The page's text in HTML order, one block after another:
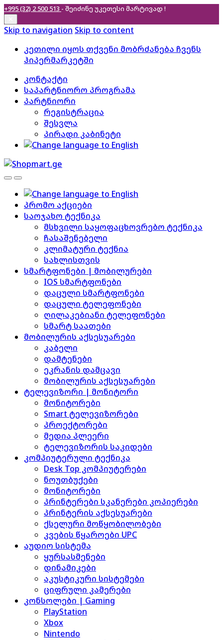
+995 (32) 2 500 513 - შეიძინე უკეთესი მარტივად !
Skip to navigation Skip to content
კეთილი იყოს თქვენი მობრძანება ჩვენს
ჰიპერმარკეტში
კონტაქტი
საპარტნიორო პროგრამა
პარტნიორი
რეგისტრაცია
შესვლა
პირადი კაბინეტი
პრომო აქციები
საოჯახო ტექნიკა
მსხვილი საყოფაცხოვრებო ტექნიკა
ჩასაშენებელი
კლიმატური ტექნია
სახლისთვის
სმარტფონები | მობილურები
IOS სმარტფონები
დაცული სმარტფონები
დაცული ტელეფონები
ღილაკებიანი ტელეფონები
სმარტ საათები
მობილურის აქსესუარები
კაბელი
დამტენები
ეკრანის დამცავი
მობილურის აქსესუარები
ტელევიზორი | მონიტორი
მონიტორები
Smart ტელევიზორები
პროექტორები
მედია პლეერი
ტელევიზორის საკიდები
კომპიუტერული ტექნიკა
Desk Top კომპიუტერები
ნოუთბუქები
მონიტორები
პრინტერები სკანერები კოპიერები
პრინტერის აქსესუარები
ქსელური მოწყობილობები
კვების წყაროები UPC
აუდიო სისტემა
ყურსასმენები
დინამიკები
აკუსტიკური სისტემები
ციფრული კამერები
კონსოლები | Gaming
PlayStation
Xbox
Nintendo